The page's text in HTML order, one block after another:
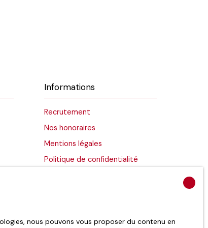
Informations
Recrutement
Nos honoraires
Mentions légales
Politique de confidentialité
nous pouvons vous proposer du contenu en